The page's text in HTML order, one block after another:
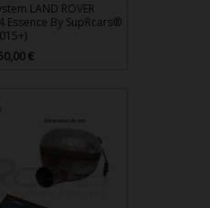
LAND ROVER
Essence By SupRcars®
€